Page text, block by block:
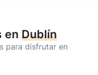
en Dublín
para disfrutar en